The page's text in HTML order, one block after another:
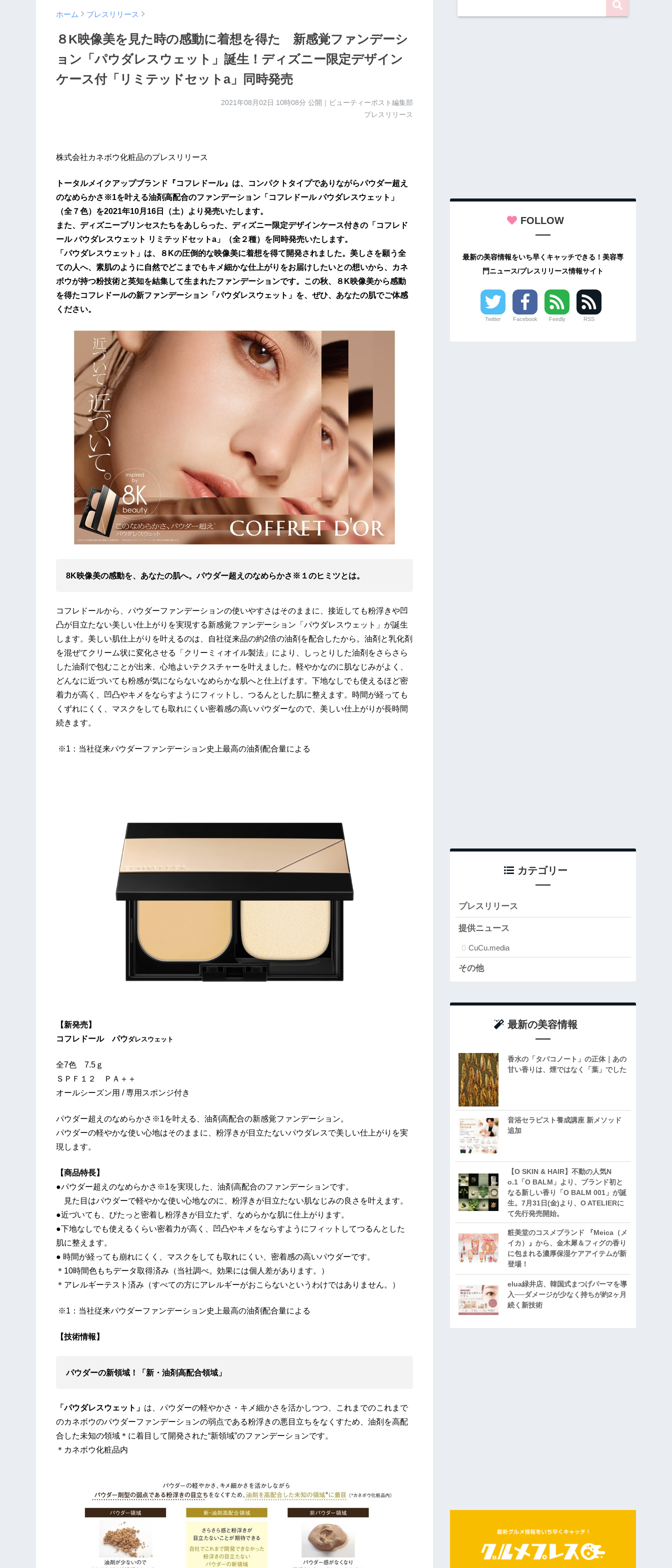
ホーム プレスリリース
８K映像美を見た時の感動に着想を得た 新感覚ファンデーシ
ョン「パウダレスウェット」誕生！ディズニー限定デザイン
ケース付「リミテッドセットa」同時発売
2021年08月02日 10時08分 公開｜ビューティーポスト編集部
プレスリリース
株式会社カネボウ化粧品のプレスリリース
トータルメイクアップブランド『コフレドール』は、コンパクトタイプでありながらパウダー超え
のなめらかさ※1を叶える油剤高配合のファンデーション「コフレドール パウダレスウェット」
（全７色）を2021年10月16日（土）より発売いたします。
また、ディズニープリンセスたちをあしらった、ディズニー限定デザインケース付きの「コフレド
ール パウダレスウェット リミテッドセットa」（全２種）を同時発売いたします。
「パウダレスウェット」は、８Kの圧倒的な映像美に着想を得て開発されました。美しさを願う全
ての人へ、素肌のように自然でどこまでもキメ細かな仕上がりをお届けしたいとの想いから、カネ
ボウが持つ粉技術と英知を結集して生まれたファンデーションです。この秋、８K映像美から感動
を得たコフレドールの新ファンデーション「パウダレスウェット」を、ぜひ、あなたの肌でご体感
ください。
8K映像美の感動を、あなたの肌へ。パウダー超えのなめらかさ※１のヒミツとは。
コフレドールから、パウダーファンデーションの使いやすさはそのままに、接近しても粉浮きや凹
凸が目立たない美しい仕上がりを実現する新感覚ファンデーション「パウダレスウェット」が誕生
します。美しい肌仕上がりを叶えるのは、自社従来品の約2倍の油剤を配合したから。油剤と乳化剤
を混ぜてクリーム状に変化させる「クリーミィオイル製法」により、しっとりした油剤をさらさら
した油剤で包むことが出来、心地よいテクスチャーを叶えました。軽やかなのに肌なじみがよく、
どんなに近づいても粉感が気にならないなめらかな肌へと仕上げます。下地なしでも使えるほど密
着力が高く、凹凸やキメをならすようにフィットし、つるんとした肌に整えます。時間が経っても
くずれにくく、マスクをしても取れにくい密着感の高いパウダーなので、美しい仕上がりが長時間
続きます。
※1：当社従来パウダーファンデーション史上最高の油剤配合量による
【新発売】
コフレドール パウダレスウェット
全7色 7.5ｇ
ＳＰＦ１２ ＰＡ＋＋
オールシーズン用 / 専用スポンジ付き
パウダー超えのなめらかさ※1を叶える、油剤高配合の新感覚ファンデーション。
パウダーの軽やかな使い心地はそのままに、粉浮きが目立たないパウダレスで美しい仕上がりを実
現します。
【商品特長】
●パウダー超えのなめらかさ※1を実現した、油剤高配合のファンデーションです。
見た目はパウダーで軽やかな使い心地なのに、粉浮きが目立たない肌なじみの良さを叶えます。
●近づいても、ぴたっと密着し粉浮きが目立たず、なめらかな肌に仕上がります。
●下地なしでも使えるくらい密着力が高く、凹凸やキメをならすようにフィットしてつるんとした
肌に整えます。
● 時間が経っても崩れにくく、マスクをしても取れにくい、密着感の高いパウダーです。
＊10時間色もちデータ取得済み（当社調べ。効果には個人差があります。）
＊アレルギーテスト済み（すべての方にアレルギーがおこらないというわけではありません。）
※1：当社従来パウダーファンデーション史上最高の油剤配合量による
【技術情報】
パウダーの新領域！「新・油剤高配合領域」
「パウダレスウェット」 は、パウダーの軽やかさ・キメ細かさを活かしつつ、これまでのこれまで
のカネボウのパウダーファンデーションの弱点である粉浮きの悪目立ちをなくすため、油剤を高配
合した未知の領域＊に着目して開発された“新領域”のファンデーションです。
＊カネボウ化粧品内
FOLLOW
最新の美容情報をいち早くキャッチできる！美容専
門ニュース/プレスリリース情報サイト
Twitter Facebook Feedly RSS
カテゴリー
プレスリリース
提供ニュース
CuCu.media
その他
最新の美容情報
香水の「タバコノート」の正体｜あの
甘い香りは、煙ではなく「葉」でした
音浴セラピスト養成講座 新メソッド
追加
【O SKIN & HAIR】不動の人気N
o.1「O BALM」より、ブランド初と
なる新しい香り「O BALM 001」が誕
生。7月31日(金)より、O ATELIERに
て先行発売開始。
粧美堂のコスメブランド 『Meica（メ
イカ）』から、金木犀＆フィグの香り
に包まれる濃厚保湿ケアアイテムが新
登場！
elua緑井店、韓国式まつげパーマを導
入──ダメージが少なく持ちが約2ヶ月
続く新技術